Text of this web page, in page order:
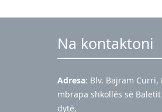
Na kontaktoni
Adresa: Blv. Bajram Curri,
mbrapa shkollës së
dytë,